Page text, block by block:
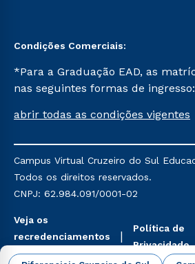
Condições Comerciais:
*Para a Graduação EAD, as
nas seguintes formas de
Já para as demais, a taxa de
mencionadas são referentes aos
Religioso, Geografia para a
do Ensino de História: Questões
abrir todas as condições vigentes
Campus Virtual Cruzeiro do Sul
Todos os direitos reservados.
CNPJ: 62.984.091/0001-02
Veja os
recredenciamentos
aqui
Política de
Privacidade